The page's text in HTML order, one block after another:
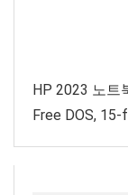
HP 2023 노트
Free DOS,